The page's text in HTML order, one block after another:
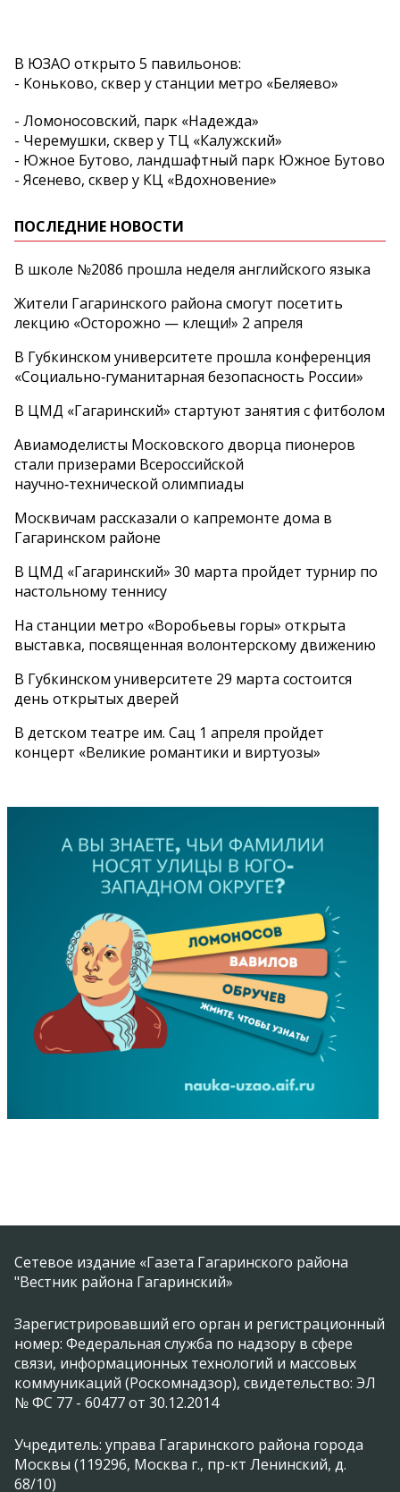
В ЮЗАО открыто 5 павильонов:
- Коньково, сквер у станции метро «Беляево»
- Ломоносовский, парк «Надежда»
- Черемушки, сквер у ТЦ «Калужский»
- Южное Бутово, ландшафтный парк Южное Бутово
- Ясенево, сквер у КЦ «Вдохновение»
ПОСЛЕДНИЕ НОВОСТИ
В школе №2086 прошла неделя английского языка
Жители Гагаринского района смогут посетить
лекцию «Осторожно — клещи!» 2 апреля
В Губкинском университете прошла конференция
«Социально‑гуманитарная безопасность России»
В ЦМД «Гагаринский» стартуют занятия с фитболом
Авиамоделисты Московского дворца пионеров
стали призерами Всероссийской
научно‑технической олимпиады
Москвичам рассказали о капремонте дома в
Гагаринском районе
В ЦМД «Гагаринский» 30 марта пройдет турнир по
настольному теннису
На станции метро «Воробьевы горы» открыта
выставка, посвященная волонтерскому движению
В Губкинском университете 29 марта состоится
день открытых дверей
В детском театре им. Сац 1 апреля пройдет
концерт «Великие романтики и виртуозы»
Сетевое издание «Газета Гагаринского района
"Вестник района Гагаринский»
Зарегистрировавший его орган и регистрационный
номер: Федеральная служба по надзору в сфере
связи, информационных технологий и массовых
коммуникаций (Роскомнадзор), свидетельство: ЭЛ
№ ФС 77 - 60477 от 30.12.2014
Учредитель: управа Гагаринского района города
Москвы (119296, Москва г., пр-кт Ленинский, д.
68/10)